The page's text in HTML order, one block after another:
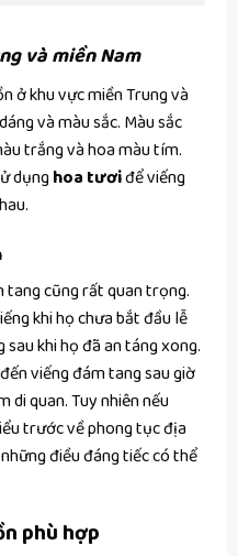
và miền Nam
ở khu vực miền Trung và
và màu sắc. Màu sắc
trắng và hoa màu tím.
dụnghoa tươiđể viếng
cũng rất quan trọng.
khi họ chưa bắt đầu lễ
khi họ đã an táng xong.
viếng đám tang sau giờ
quan. Tuy nhiên nếu
trước về phong tục địa
điều đáng tiếc có thể
phù hợp